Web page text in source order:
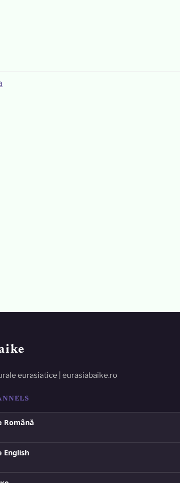
eurasiatice | eurasiabaike.ro
Română
English